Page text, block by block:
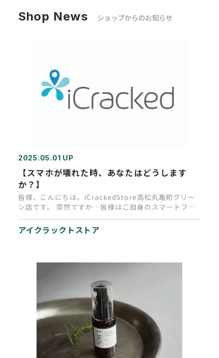
Shop News ショップからのお知らせ
2025.05.01 UP
【スマホが壊れた時、あなたはどうします
か？】
皆様、こんにちは。iCrackedStore高松丸亀町グリー
ン店です。 突然ですか…皆様はご自身のスマートフォ
アイクラックトストア